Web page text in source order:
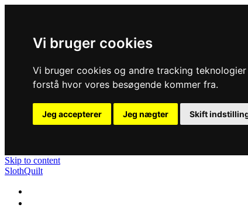
Vi bruger cookies
Vi bruger cookies og andre tracking
forstå hvor vores besøgende kommer fra.
Jeg accepterer Jeg nægter Skift
Skip to content
SlothQuilt